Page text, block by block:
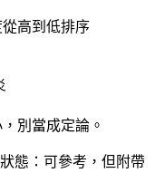
高到低排序
別當成定論。
態：可參考，但附帶